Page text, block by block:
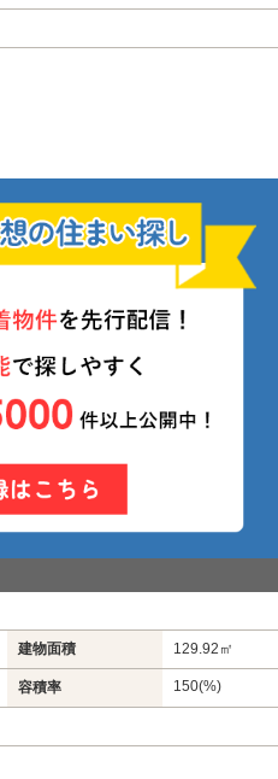
建物面積 129.92㎡
容積率 150(%)